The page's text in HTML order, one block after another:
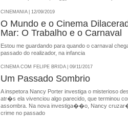
CINEMANIA | 12/09/2019
O Mundo e o Cinema
Mar: O Trabalho e o Carnaval
Estou me guardando para quando o carnaval
passado do realizador, na infancia
CINEMA COM FELIPE BRIDA | 09/11/2017
Um Passado Sombrio
A inspetora Nancy Porter investiga o misterioso
atr�s ela vivenciou algo parecido, que terminou
assombra. Na nova investiga��o, Nancy
crime no passado